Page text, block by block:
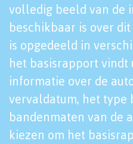
volledig beeld van de
beschikbaar is over
is opgedeeld in
het basisrapport vindt
informatie over de
vervaldatum, het type
bandenmaten van de
kiezen om het